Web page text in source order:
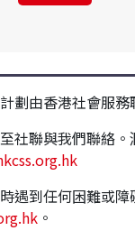
劃由香港社會服務
社聯與我們聯絡。
遇到任何困難或障
。